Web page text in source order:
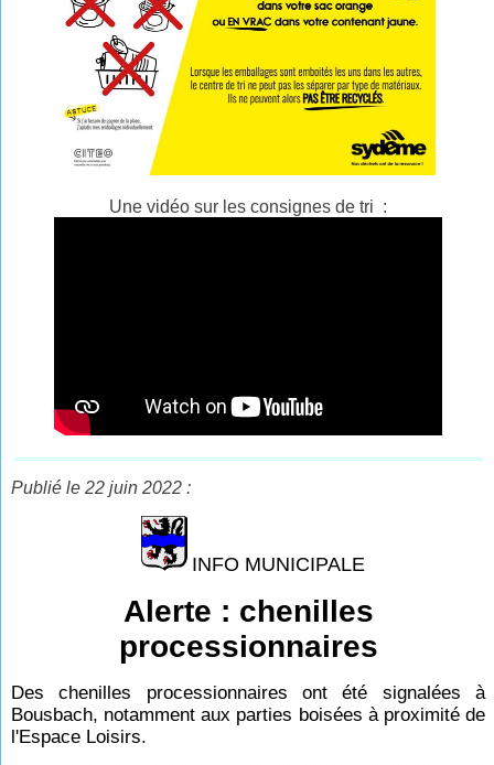
Une vidéo sur les consignes de tri :
Publié le 22 juin 2022 :
INFO MUNICIPALE
Alerte : chenilles
processionnaires
Des chenilles processionnaires ont été signalées à
Bousbach, notamment aux parties boisées à proximité de
l'Espace Loisirs.